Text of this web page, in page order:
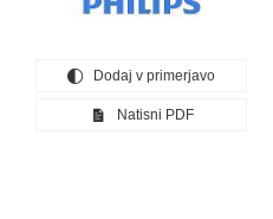
Dodaj v primerjavo
Natisni PDF